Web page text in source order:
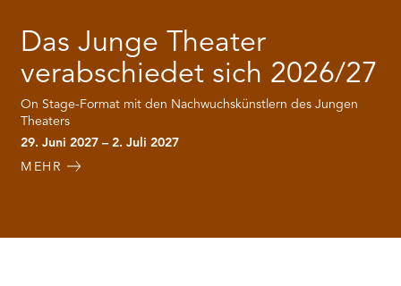
Das Junge Theater
verabschiedet sich 2026/27
On Stage-Format mit den Nachwuchskünstlern des Jungen
Theaters
29. Juni 2027 – 2. Juli 2027
MEHR